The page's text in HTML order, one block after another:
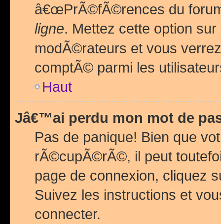
â€œPrÃ©fÃ©rences du
ligne. Mettez cette option sur
modÃ©rateurs et vous
comptÃ© parmi les
Haut
Jâ€™ai perdu mon mot de
Pas de panique! Bien que
rÃ©cupÃ©rÃ©, il peut
page de connexion, cliquez
Suivez les instructions et
connecter.